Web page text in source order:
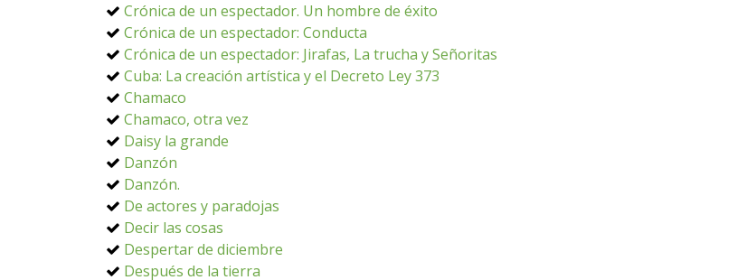
Crónica de un espectador. Un hombre de éxito
Crónica de un espectador: Conducta
Crónica de un espectador: Jirafas, La trucha y Señoritas
Cuba: La creación artística y el Decreto Ley 373
Chamaco
Chamaco, otra vez
Daisy la grande
Danzón
Danzón.
De actores y paradojas
Decir las cosas
Despertar de diciembre
Después de la tierra